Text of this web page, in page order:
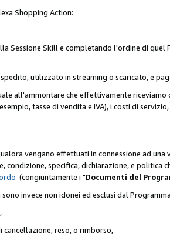
Shopping Action:
Skill e completando l'ordine di quel
utilizzato in streaming o scaricato, e
all'ammontare che effettivamente
tasse di vendita e IVA), i costi di
vengano effettuati in connessione ad
specifica, dichiarazione, e politica
(congiuntamente i "Documenti del
invece non idonei ed esclusi dal
,
reso, o rimborso,